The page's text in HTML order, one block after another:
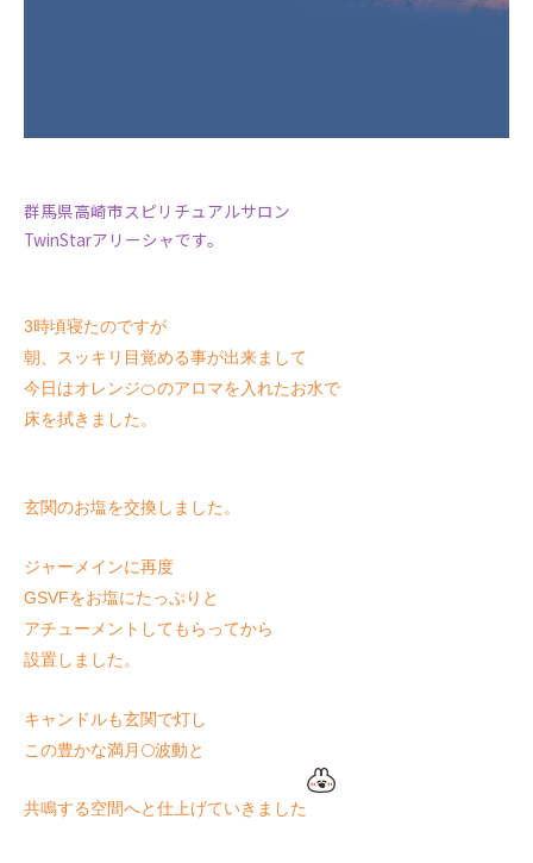
群馬県高崎市スピリチュアルサロン
TwinStarアリーシャです。
3時頃寝たのですが
朝、スッキリ目覚める事が出来まして
今日はオレンジ🍊のアロマを入れたお水で
床を拭きました。
玄関のお塩を交換しました。
ジャーメインに再度
GSVFをお塩にたっぷりと
アチューメントしてもらってから
設置しました。
キャンドルも玄関で灯し
この豊かな満月🌕波動と
共鳴する空間へと仕上げていきました